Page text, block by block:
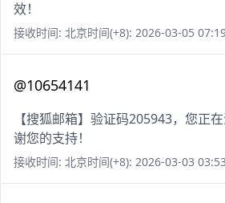
效！
接收时间: 北京时间(+8): 2026-03-05
@10654141
【搜狐邮箱】验证码205943，您正
谢您的支持！
接收时间: 北京时间(+8): 2026-03-03